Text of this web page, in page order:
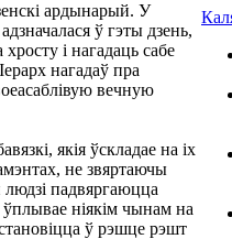
ардынарый. У
ў гэты дзень,
і нагадаць сабе
нагадаў пра
вечную
якія ўскладае на іх
не звяртаючы
людзі падвяргаюцца
ніякім чынам на
ў рэшце рэшт